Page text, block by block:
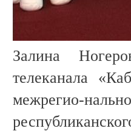
Залина
телеканала
межрегио-